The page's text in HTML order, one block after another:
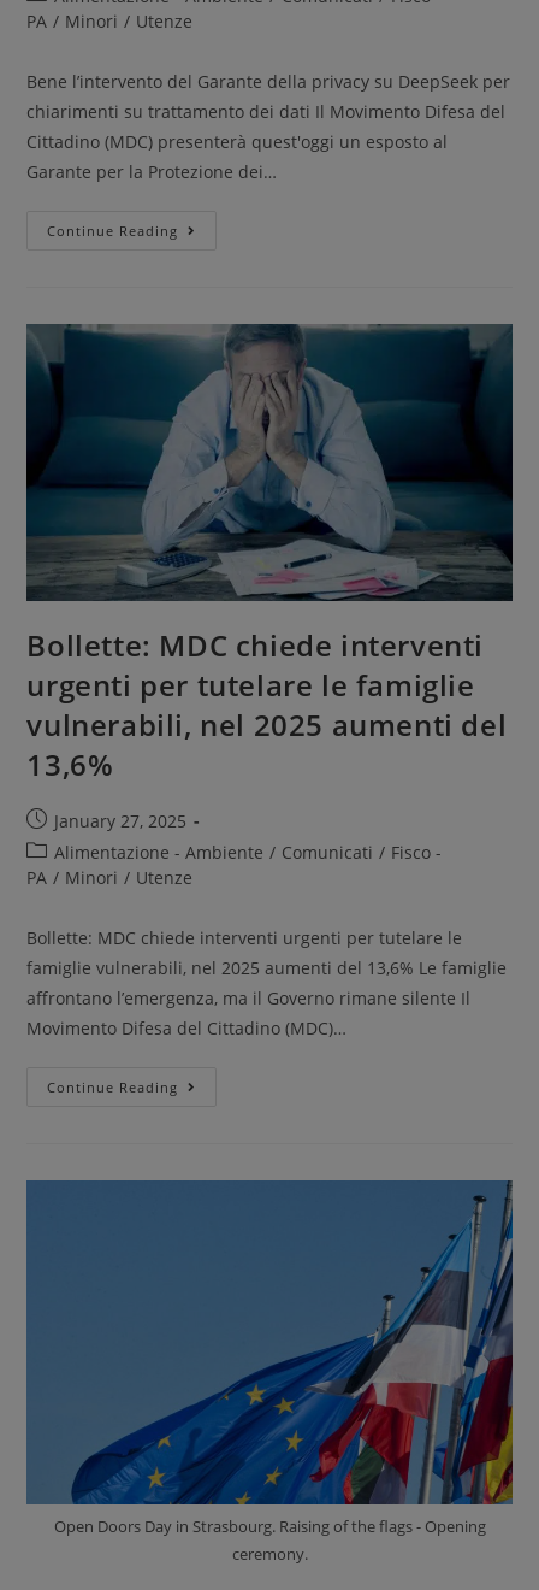
PA / Minori / Utenze
Bene l’intervento del Garante della privacy su DeepSeek per
chiarimenti su trattamento dei dati Il Movimento Difesa del
Cittadino (MDC) presenterà quest'oggi un esposto al
Garante per la Protezione dei…
Continue Reading
Bollette: MDC chiede interventi
urgenti per tutelare le famiglie
vulnerabili, nel 2025 aumenti del
13,6%
January 27, 2025
Alimentazione - Ambiente / Comunicati / Fisco -
PA / Minori / Utenze
Bollette: MDC chiede interventi urgenti per tutelare le
famiglie vulnerabili, nel 2025 aumenti del 13,6% Le famiglie
affrontano l’emergenza, ma il Governo rimane silente Il
Movimento Difesa del Cittadino (MDC)…
Continue Reading
Open Doors Day in Strasbourg. Raising of the flags - Opening
ceremony.